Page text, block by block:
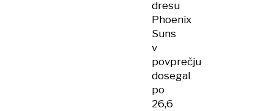
dresu
Phoenix
Suns
v
povprečju
dosegal
po
26,6